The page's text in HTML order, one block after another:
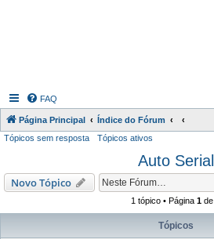
FAQ
Página Principal Índice do Fórum
Tópicos sem resposta Tópicos ativos
Auto Serial
Novo Tópico
1 tópico • Página 1 de
Tópicos